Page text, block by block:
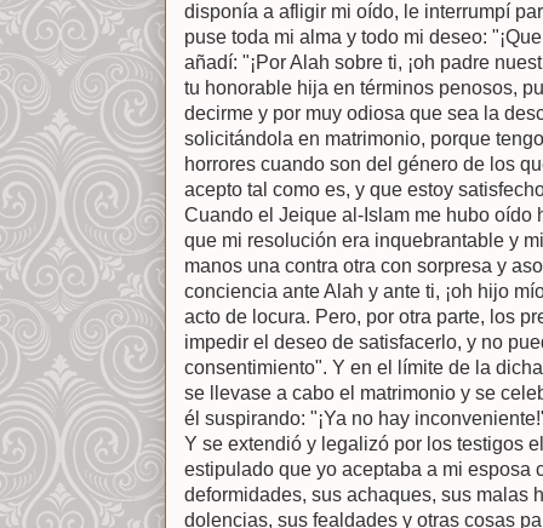
disponía a afligir mi oído, le interrumpí
puse toda mi alma y todo mi deseo:
añadí: "¡Por Alah sobre ti, ¡oh padre
tu honorable hija en términos penosos,
decirme y por muy odiosa que sea la
solicitándola en matrimonio, porque
horrores cuando son del género de los
acepto tal como es, y que estoy
Cuando el Jeique al-Islam me hubo oído
que mi resolución era inquebrantable y
manos una contra otra con sorpresa y
conciencia ante Alah y ante ti, ¡oh hijo
acto de locura. Pero, por otra parte, los
impedir el deseo de satisfacerlo, y no
consentimiento". Y en el límite de la
se llevase a cabo el matrimonio y se
él suspirando: "¡Ya no hay
Y se extendió y legalizó por los testigos
estipulado que yo aceptaba a mi esposa
deformidades, sus achaques, sus malas
dolencias, sus fealdades y otras cosas